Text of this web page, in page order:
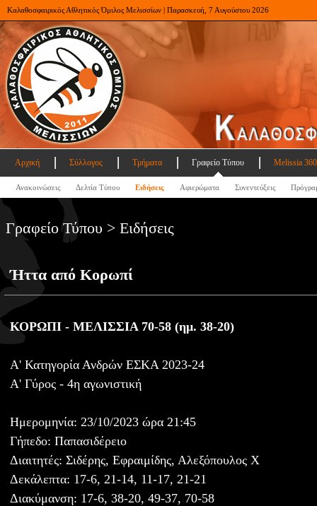
Καλαθοσφαιρικός Αθλητικός Όμιλος Μελισσίων | Παρασκευή, 7 Αυγούστου 2026
Αρχική Σύλλογος Τμήματα Γραφείο Τύπου Melissia
Ανακοινώσεις Δελτία Τύπου Ειδήσεις Αφιερώματα Συνεντεύξεις
Γραφείο Τύπου > Ειδήσεις
Ήττα από Κορωπί
ΚΟΡΩΠΙ - ΜΕΛΙΣΣΙΑ 70-58 (ημ. 38-20)
Α' Κατηγορία Ανδρών ΕΣΚΑ 2023-24
Α' Γύρος - 4η αγωνιστική
Ημερομηνία: 23/10/2023 ώρα 21:45
Γήπεδο: Παπασιδέρειο
Διαιτητές: Σιδέρης, Εφραιμίδης, Αλεξόπουλος Χ
Δεκάλεπτα: 17-6, 21-14, 11-17, 21-21
Διακύμανση: 17-6, 38-20, 49-37, 70-58